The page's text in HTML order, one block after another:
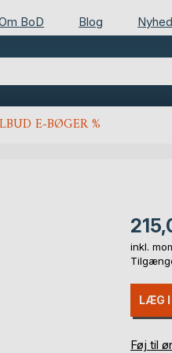
BoD Blog
E-BØGER %
inkl.
LÆG I
Føj til